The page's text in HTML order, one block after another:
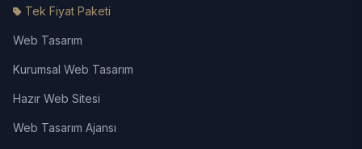
Tek Fiyat Paketi
Web Tasarım
Kurumsal Web Tasarım
Hazır Web Sitesi
Web Tasarım Ajansı